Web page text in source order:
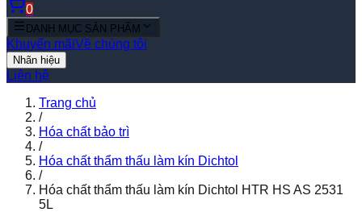
0
DANH MỤC SẢN PHẨM
Khuyến mãiVề chúng tôi
Nhãn hiệu
Liên hệ
Trang chủ
/
Hóa chất bảo trì
/
Hóa chất thẩm thấu làm kín Dichtol
/
Hóa chất thẩm thấu làm kín Dichtol HTR HS AS 2531
5L